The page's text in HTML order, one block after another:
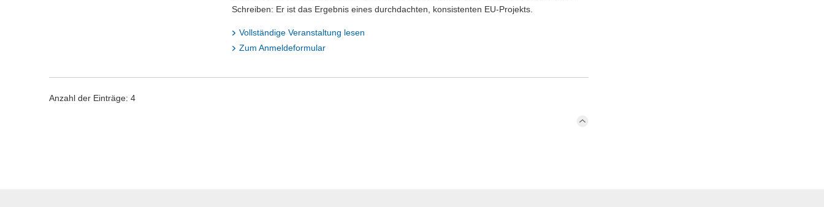
Schreiben: Er ist das Ergebnis eines durchdachten, konsistenten EU-Projekts.
Vollständige Veranstaltung lesen
Zum Anmeldeformular
Anzahl der Einträge: 4